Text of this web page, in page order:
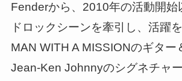
Fenderから、2010年の活動開始
ドロックシーンを牽引し、活躍
MAN WITH A MISSIONのギター
Jean-Ken Johnnyのシグネチャ